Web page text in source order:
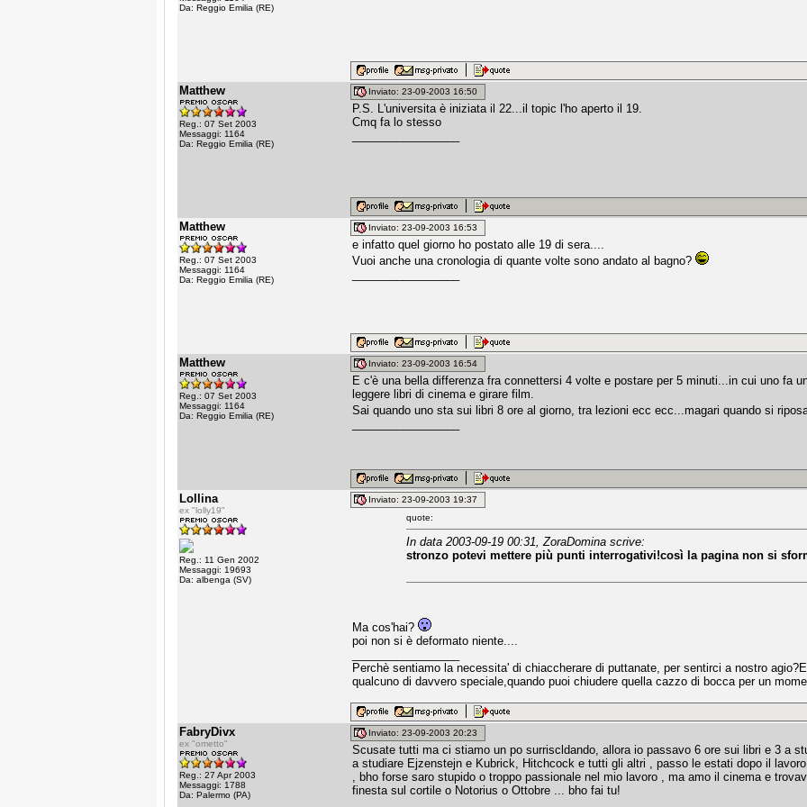
Da: Reggio Emilia (RE)
Matthew
Reg.: 07 Set 2003
Messaggi: 1164
Da: Reggio Emilia (RE)
Inviato: 23-09-2003 16:50
P.S. L'universita è iniziata il 22...il topic l'ho aperto il 19.
Cmq fa lo stesso
Matthew
Reg.: 07 Set 2003
Messaggi: 1164
Da: Reggio Emilia (RE)
Inviato: 23-09-2003 16:53
e infatto quel giorno ho postato alle 19 di sera....
Vuoi anche una cronologia di quante volte sono andato al bagno?
Matthew
Reg.: 07 Set 2003
Messaggi: 1164
Da: Reggio Emilia (RE)
Inviato: 23-09-2003 16:54
E c'è una bella differenza fra connettersi 4 volte e postare per 5 minuti...in cui uno fa
leggere libri di cinema e girare film.
Sai quando uno sta sui libri 8 ore al giorno, tra lezioni ecc ecc...magari quando si
Lollina
ex "lolly19"
Reg.: 11 Gen 2002
Messaggi: 19693
Da: albenga (SV)
Inviato: 23-09-2003 19:37
quote:
In data 2003-09-19 00:31, ZoraDomina scrive:
stronzo potevi mettere più punti interrogativi!così la pagina non si
Ma cos'hai?
poi non si è deformato niente....
Perchè sentiamo la necessita' di chiaccherare di puttanate, per sentirci a nostro
qualcuno di davvero speciale,quando puoi chiudere quella cazzo di bocca per un
FabryDivx
ex "ometto"
Reg.: 27 Apr 2003
Messaggi: 1788
Da: Palermo (PA)
Inviato: 23-09-2003 20:23
Scusate tutti ma ci stiamo un po surriscldando, allora io passavo 6 ore sui libri e 3 a
a studiare Ejzenstejn e Kubrick, Hitchcock e tutti gli altri , passo le estati dopo il
, bho forse saro stupido o troppo passionale nel mio lavoro , ma amo il cinema e
finesta sul cortile o Notorius o Ottobre ... bho fai tu!